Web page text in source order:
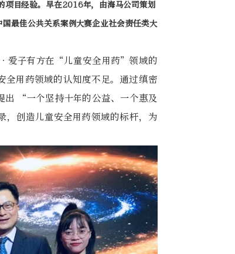
项目经验。早在2016年，由海马公司策划
最佳公共关系案例大赛企业社会责任类大
•爱子有方在“儿童安全用药”领域的
用药领域的认知度不足。通过缜密
“一个坚持十年的公益、一个惠及
创造儿童安全用药领域的标杆，为